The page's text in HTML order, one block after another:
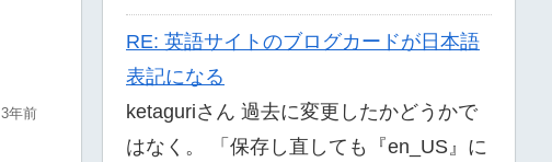
3年前
RE: 英語サイトのブログカードが日本語
表記になる
ketaguriさん 過去に変更したかどうかで
はなく。 「保存し直しても『en_US』に